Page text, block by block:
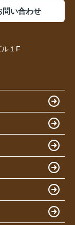
問い合わせ
１F